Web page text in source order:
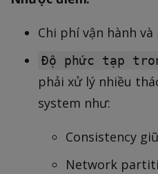
Chi phí vận hành
Độ phức tạp
phải xử lý nhiều
system như:
Consistency
Network